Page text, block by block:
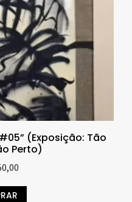
(Exposição: Tão
Perto)